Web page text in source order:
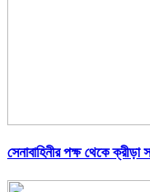
সেনাবাহিনীর পক্ষ থেকে